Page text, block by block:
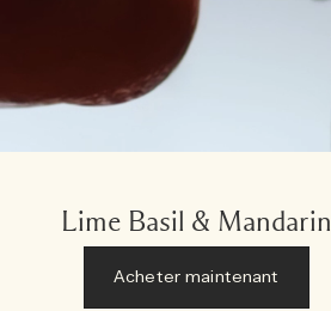
Lime Basil & Mandarin
Acheter maintenant